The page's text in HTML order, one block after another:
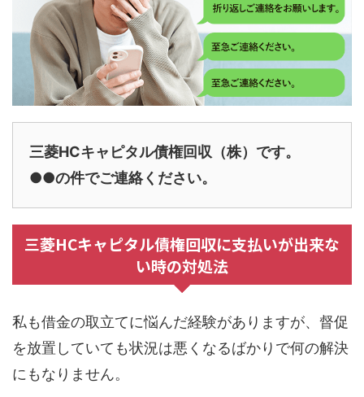
三菱HCキャピタル債権回収（株）です。
●●の件でご連絡ください。
三菱HCキャピタル債権回収に支払いが出来な
い時の対処法
私も借金の取立てに悩んだ経験がありますが、督促
を放置していても状況は悪くなるばかりで何の解決
にもなりません。